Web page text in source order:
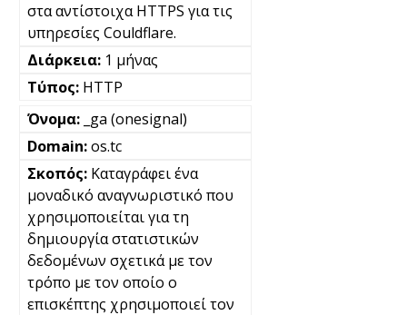
στα αντίστοιχα HTTPS για τις
υπηρεσίες Couldflare.
1 μήνας
HTTP
_ga (onesignal)
os.tc
Καταγράφει ένα
μοναδικό αναγνωριστικό που
χρησιμοποιείται για τη
δημιουργία στατιστικών
δεδομένων σχετικά με τον
τρόπο με τον οποίο ο
επισκέπτης χρησιμοποιεί τον